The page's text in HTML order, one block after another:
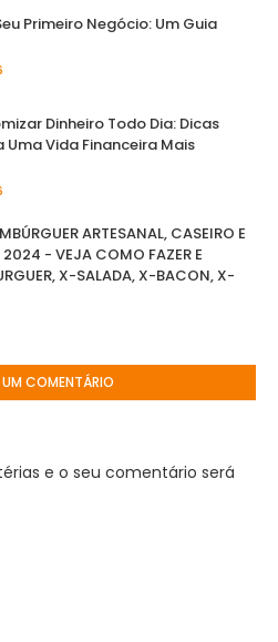
Primeiro Negócio: Um Guia
Dinheiro Todo Dia: Dicas
Uma Vida Financeira Mais
ARTESANAL, CASEIRO E
- VEJA COMO FAZER E
X-SALADA, X-BACON, X-
COMENTÁRIO
e o seu comentário será